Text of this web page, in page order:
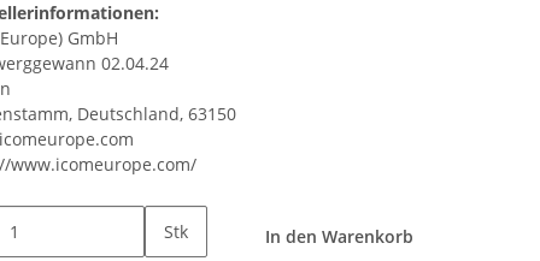
GmbH
02.04.24
Deutschland, 63150
www.icomeurope.com/
Stk In den Warenkorb